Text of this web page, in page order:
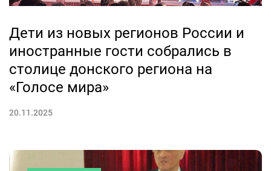
Дети из новых регионов России и
иностранные гости собрались в
столице донского региона на
«Голосе мира»
20.11.2025